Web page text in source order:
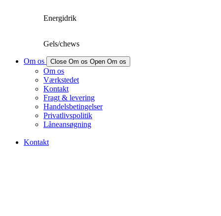
Energidrik
Gels/chews
Om os Close Om os Open Om os
Om os
Værkstedet
Kontakt
Fragt & levering
Handelsbetingelser
Privatlivspolitik
Låneansøgning
Kontakt